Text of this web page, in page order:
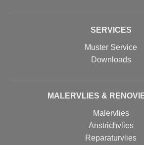
SERVICES
Muster Service
Downloads
MALERVLIES &
Malervlies
Anstrichvlies
Reparaturvlies